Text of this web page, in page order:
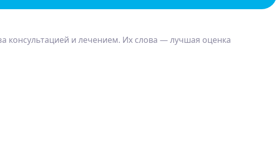
консультацией и лечением. Их слова — лучшая оценка